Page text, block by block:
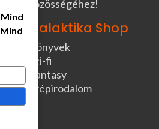
közösségéhez!
Galaktika Shop
Könyvek
Sci-fi
Fantasy
Szépirodalom
Mind
Mind